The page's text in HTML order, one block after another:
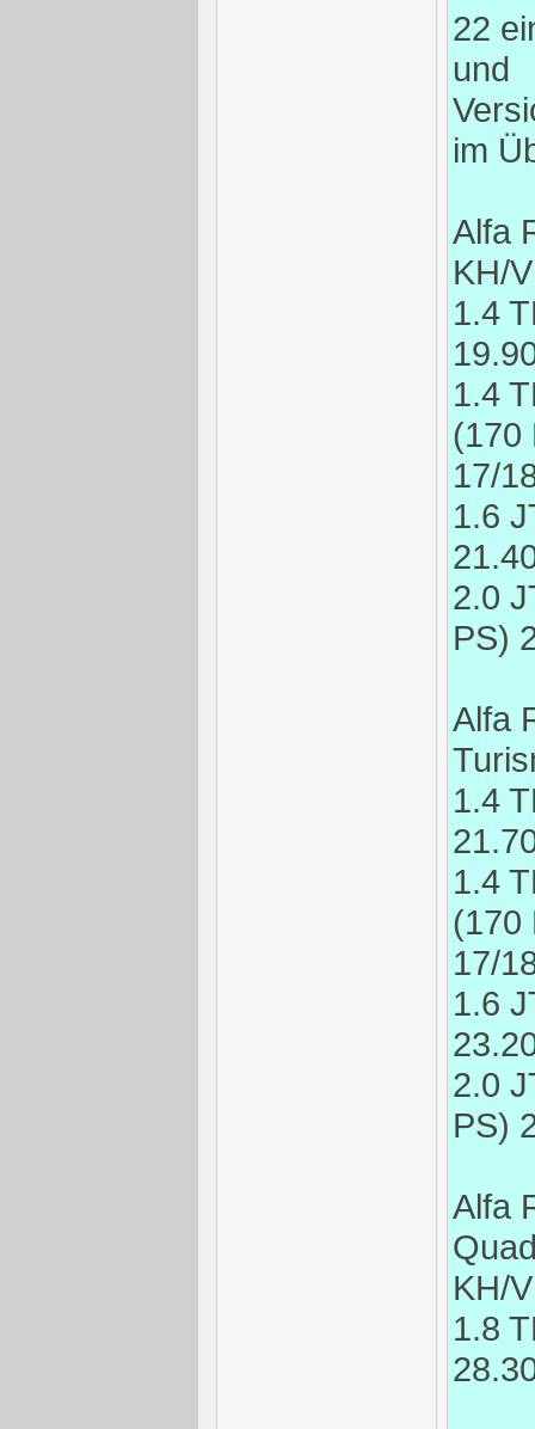
22
und
im
Alfa
KH/
1.4
1.4
(170
17/
1.6
2.0
PS)
Alfa
1.4
1.4
(170
17/
1.6
2.0
PS)
Alfa
KH/
1.8